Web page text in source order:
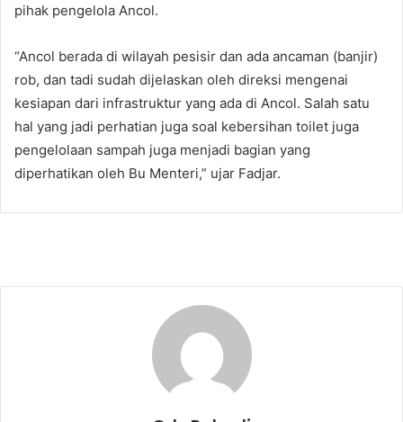
pihak pengelola Ancol.
“Ancol berada di wilayah pesisir dan ada ancaman (banjir)
rob, dan tadi sudah dijelaskan oleh direksi mengenai
kesiapan dari infrastruktur yang ada di Ancol. Salah satu
hal yang jadi perhatian juga soal kebersihan toilet juga
pengelolaan sampah juga menjadi bagian yang
diperhatikan oleh Bu Menteri,” ujar Fadjar.